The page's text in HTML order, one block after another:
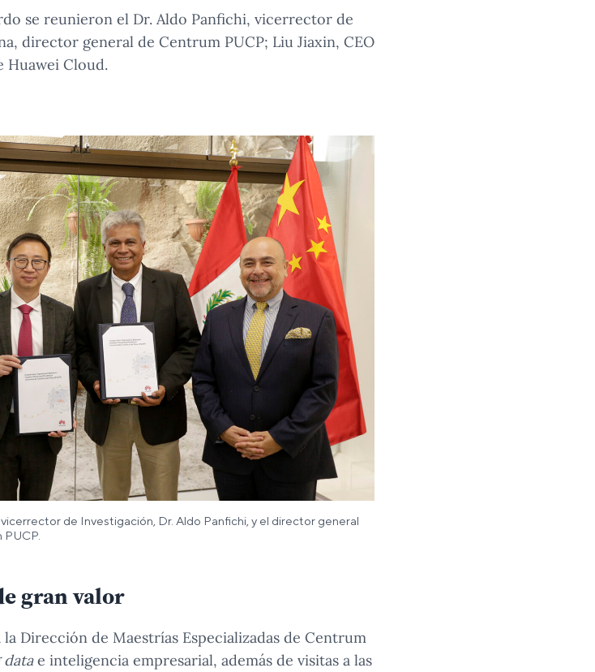
se reunieron el Dr. Aldo Panfichi, vicerrector de
director general de Centrum PUCP; Liu Jiaxin, CEO
Huawei Cloud.
de Investigación, Dr. Aldo Panfichi, y el director general
gran valor
Dirección de Maestrías Especializadas de Centrum
datae inteligencia empresarial, además de visitas a las